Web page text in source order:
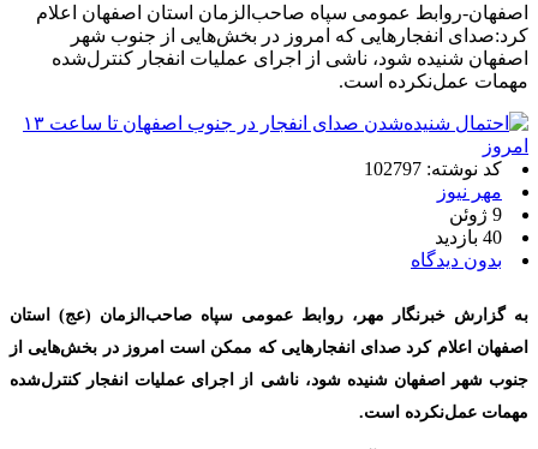
اصفهان-روابط عمومی سپاه صاحب‌الزمان استان اصفهان اعلام
کرد:صدای انفجارهایی که امروز در بخش‌هایی از جنوب شهر
اصفهان شنیده شود، ناشی از اجرای عملیات انفجار کنترل‌شده
مهمات عمل‌نکرده است.
کد نوشته: 102797
مهر نیوز
9 ژوئن
40 بازدید
بدون دیدگاه
به گزارش خبرنگار مهر، روابط عمومی سپاه صاحب‌الزمان (عج) استان
اصفهان اعلام کرد صدای انفجارهایی که ممکن است امروز در بخش‌هایی از
جنوب شهر اصفهان شنیده شود، ناشی از اجرای عملیات انفجار کنترل‌شده
مهمات عمل‌نکرده است.